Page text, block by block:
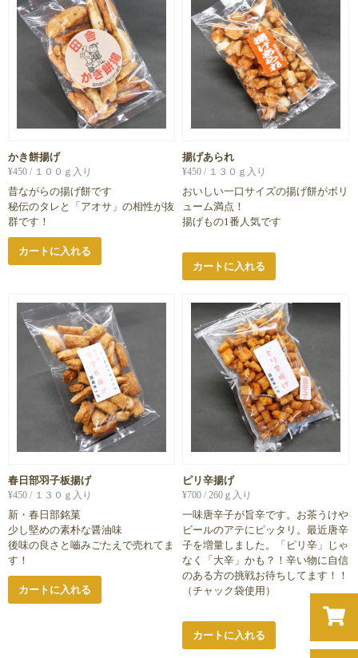
かき餅揚げ
¥450 / １００ｇ入り
昔ながらの揚げ餅です
秘伝のタレと「アオサ」の相性が抜
群です！
カートに入れる
揚げあられ
¥450 / １３０ｇ入り
おいしい一口サイズの揚げ餅がボリ
ューム満点！
揚げもの1番人気です
カートに入れる
春日部羽子板揚げ
¥450 / １３０ｇ入り
新・春日部銘菓
少し堅めの素朴な醤油味
後味の良さと嚙みごたえで売れてま
す！
カートに入れる
ピリ辛揚げ
¥700 / 260ｇ入り
一味唐辛子が旨辛です。お茶うけや
ビールのアテにピッタリ。最近唐辛
子を増量しました。「ピリ辛」じゃ
なく「大辛」かも？！辛い物に自信
のある方の挑戦お待ちしてます！！
（チャック袋使用）
カートに入れる